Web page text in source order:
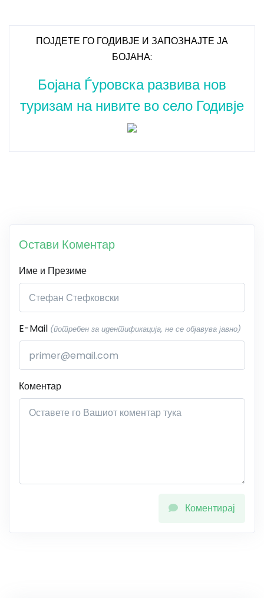
ПОЈДЕТЕ ГО ГОДИВЈЕ И ЗАПОЗНАЈТЕ ЈА
БОЈАНА:
Бојана Ѓуровска развива нов
туризам на нивите во село Годивје
Остави Коментар
Име и Презиме
E-Mail (потребен за идентификација, не се објавува јавно)
Коментар
Коментирај